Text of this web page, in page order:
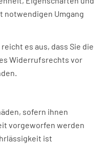
notwendigen Umgang
es aus, dass Sie die
Widerrufsrechts vor
sofern ihnen
vorgeworfen werden
ist